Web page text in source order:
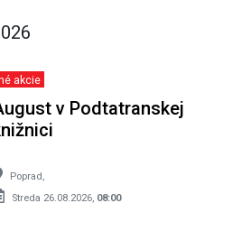
akcie
v Podtatranskej
Poprad,
Streda 26.08.2026, 08:00